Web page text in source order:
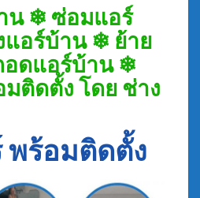
น ❄ ซ่อมแอร์
อร์บ้าน ❄ ย้าย
ดแอร์บ้าน ❄
ติดตั้ง โดย ช่าง
พร้อมติดตั้ง